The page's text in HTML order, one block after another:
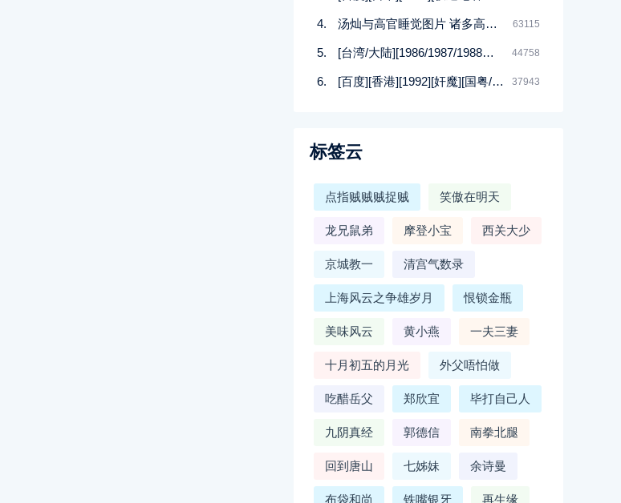
汤灿与高官睡觉图片 诸多高官均与汤灿有染 63115
[台湾/大陆][1986/1987/1988等][四大美人合集DVD][西施/貂蝉/杨贵妃等][潘迎紫/寇世勋/顾冠忠][144集全][国语中字][88DVD/iso] 44758
[百度][香港][1992][奸魔][国粤/无字][MKV/925MB] 37943
标签云
点指贼贼贼捉贼 笑傲在明天
龙兄鼠弟 摩登小宝 西关大少
京城教一 清宫气数录
上海风云之争雄岁月 恨锁金瓶
美味风云 黄小燕 一夫三妻
十月初五的月光 外父唔怕做
吃醋岳父 郑欣宜 毕打自己人
九阴真经 郭德信 南拳北腿
回到唐山 七姊妹 余诗曼
布袋和尚 铁嘴银牙 再生缘